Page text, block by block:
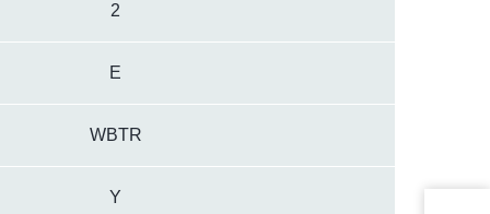
2
E
WBTR
Y